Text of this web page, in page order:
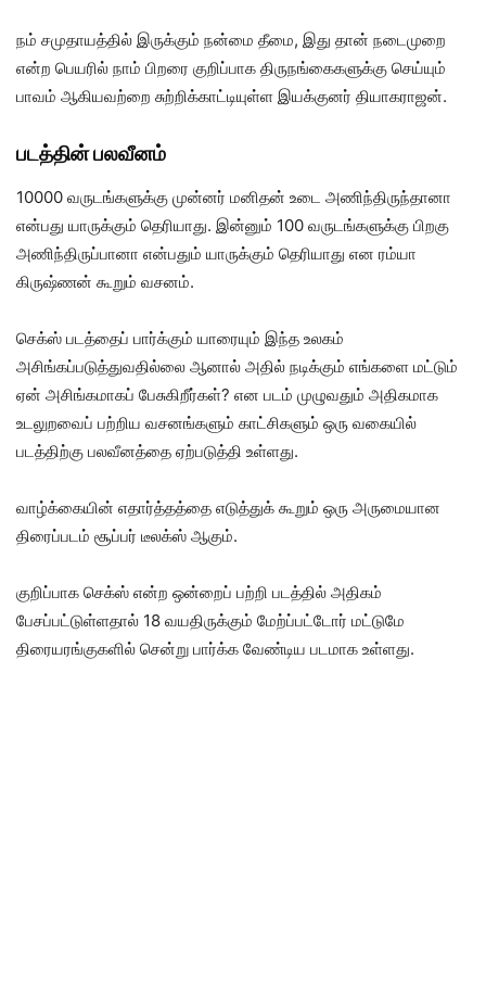
நம் சமுதாயத்தில் இருக்கும் நன்மை தீமை, இது தான் நடைமுறை
என்ற பெயரில் நாம் பிறரை குறிப்பாக திருநங்கைகளுக்கு செய்யும்
பாவம் ஆகியவற்றை சுற்றிக்காட்டியுள்ள இயக்குனர் தியாகராஜன்.
படத்தின் பலவீனம்
10000 வருடங்களுக்கு முன்னர் மனிதன் உடை அணிந்திருந்தானா
என்பது யாருக்கும் தெரியாது. இன்னும் 100 வருடங்களுக்கு பிறகு
அணிந்திருப்பானா என்பதும் யாருக்கும் தெரியாது என ரம்யா
கிருஷ்ணன் கூறும் வசனம்.
செக்ஸ் படத்தைப் பார்க்கும் யாரையும் இந்த உலகம்
அசிங்கப்படுத்துவதில்லை ஆனால் அதில் நடிக்கும் எங்களை மட்டும்
ஏன் அசிங்கமாகப் பேசுகிறீர்கள்? என படம் முழுவதும் அதிகமாக
உடலுறவைப் பற்றிய வசனங்களும் காட்சிகளும் ஒரு வகையில்
படத்திற்கு பலவீனத்தை ஏற்படுத்தி உள்ளது.
வாழ்க்கையின் எதார்த்தத்தை எடுத்துக் கூறும் ஒரு அருமையான
திரைப்படம் சூப்பர் டீலக்ஸ் ஆகும்.
குறிப்பாக செக்ஸ் என்ற ஒன்றைப் பற்றி படத்தில் அதிகம்
பேசப்பட்டுள்ளதால் 18 வயதிருக்கும் மேற்ப்பட்டோர் மட்டுமே
திரையரங்குகளில் சென்று பார்க்க வேண்டிய படமாக உள்ளது.